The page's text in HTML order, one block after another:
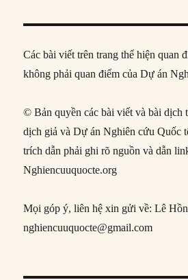
Các bài viết trên trang thể hiện quan
không phải quan điểm của Dự án
© Bản quyền các bài viết và bài dịch
dịch giả và Dự án Nghiên cứu Quốc
trích dẫn phải ghi rõ nguồn và dẫn
Nghiencuuquocte.org
Mọi góp ý, liên hệ xin gửi về: Lê
nghiencuuquocte@gmail.com